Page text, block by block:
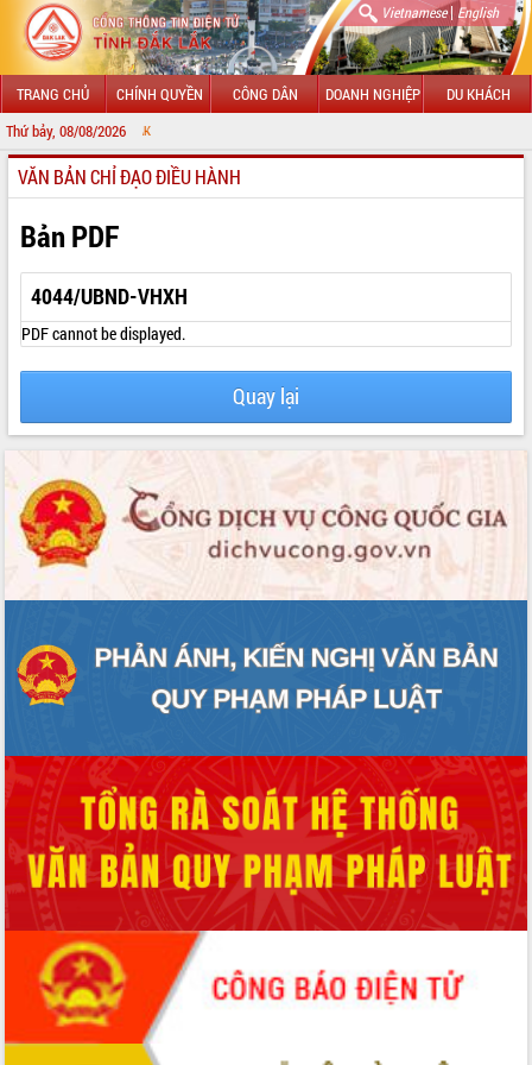
Vietnamese| English
TRANG CHỦ CHÍNH QUYỀN CÔNG DÂN DOANH NGHIỆP DU KHÁCH
Thứ bảy, 08/08/2026
GIỚI THIỆU
LÃNH ĐẠO UBND TỈNH
TIN TỨC SỰ KIỆN
SỞ, BAN, NGÀNH
UBND CÁC XÃ, PHƯỜNG
THÔNG TIN CHỈ ĐẠO ĐIỀU HÀNH
VĂN BẢN HĐND TỈNH
ĐIỂM TIN VĂN BẢN
VĂN BẢN CHỈ ĐẠO ĐIỀU HÀNH
Bản PDF
4044/UBND-VHXH
PDF cannot be displayed.
Quay lại